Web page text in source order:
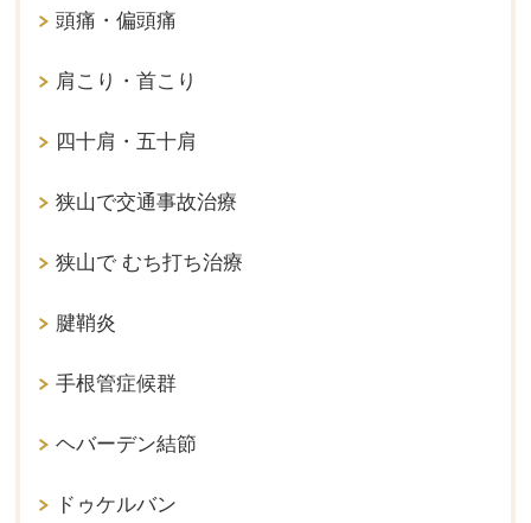
頭痛・偏頭痛
肩こり・首こり
四十肩・五十肩
狭山で交通事故治療
狭山で むち打ち治療
腱鞘炎
手根管症候群
ヘバーデン結節
ドゥケルバン